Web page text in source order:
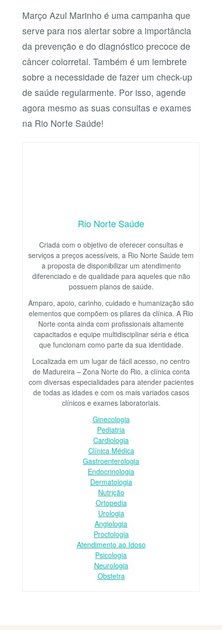
Março Azul Marinho é uma campanha que
serve para nos alertar sobre a importância
da prevenção e do diagnóstico precoce de
câncer colorretal. Também é um lembrete
sobre a necessidade de fazer um check-up
de saúde regularmente. Por isso, agende
agora mesmo as suas consultas e exames
na Rio Norte Saúde!
Rio Norte Saúde
Criada com o objetivo de oferecer consultas e
serviços a preços acessíveis, a Rio Norte Saúde tem
a proposta de disponibilizar um atendimento
diferenciado e de qualidade para aqueles que não
possuem planos de saúde.
Amparo, apoio, carinho, cuidado e humanização são
elementos que compõem os pilares da clínica. A Rio
Norte conta ainda com profissionais altamente
capacitados e equipe multidisciplinar séria e ética
que funcionam como parte da sua identidade.
Localizada em um lugar de fácil acesso, no centro
de Madureira – Zona Norte do Rio, a clínica conta
com diversas especialidades para atender pacientes
de todas as idades e com os mais variados casos
clínicos e exames laboratoriais.
Ginecologia
Pediatria
Cardiologia
Clínica Médica
Gastroenterologia
Endocrinologia
Dermatologia
Nutrição
Ortopedia
Urologia
Angiologia
Proctologia
Atendimento ao Idoso
Psicologia
Neurologia
Obstetra